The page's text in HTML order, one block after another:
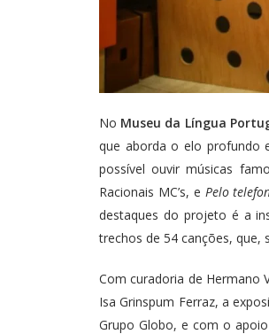
No Museu da Língua
que aborda o elo profundo
possível ouvir músicas
Racionais MC’s, e Pelo
destaques do projeto é a
trechos de 54 canções, que,
Com curadoria de Hermano
Isa Grinspum Ferraz, a
Grupo Globo, e com o